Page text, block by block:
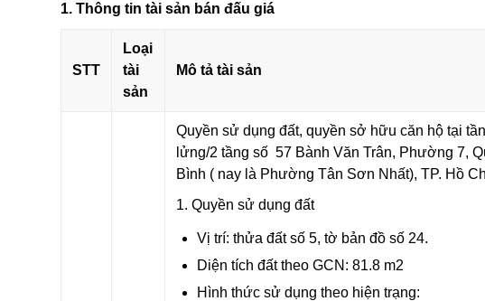
1. Thông tin tài sản bán đấu giá
STT
Loại
tài
sản
Mô tả tài sản
Quyền sử dụng đất, quyền sở hữu căn hộ tại
lửng/2 tầng số 57 Bành Văn Trân, Phường 7,
Bình ( nay là Phường Tân Sơn Nhất), TP. Hồ
1. Quyền sử dụng đất
Vị trí: thửa đất số 5, tờ bản đồ số 24.
Diện tích đất theo GCN: 81.8 m2
Hình thức sử dụng theo hiện trạng: